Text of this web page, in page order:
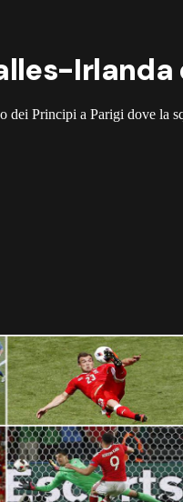
dei Principi a Parigi dove la